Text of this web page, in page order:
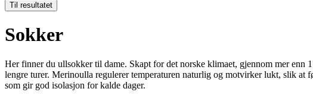
Til resultatet
Sokker
Her finner du ullsokker til dame. Skapt for det norske klimaet, gjennom mer
lengre turer. Merinoulla regulerer temperaturen naturlig og motvirker lukt, slik
som gir god isolasjon for kalde dager.